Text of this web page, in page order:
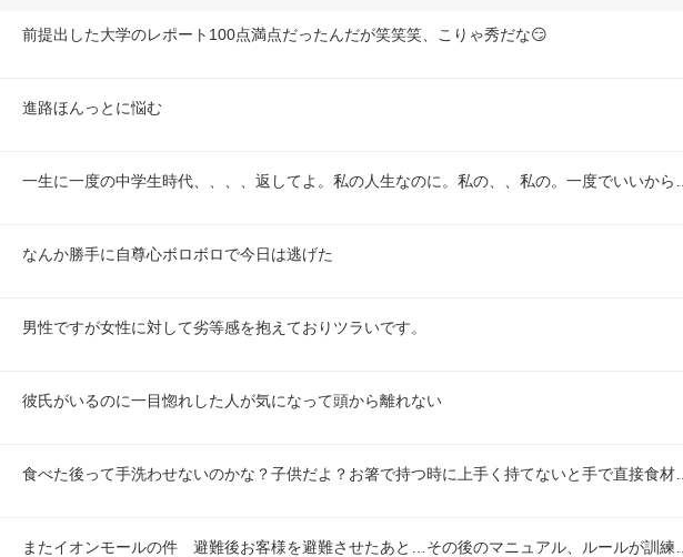
前提出した大学のレポート100点満点だったんだが笑笑笑、こりゃ秀だな😏
進路ほんっとに悩む
一生に一度の中学生時代、、、、返してよ。私の人生なのに。私の、、私の。一度でいいから…
なんか勝手に自尊心ボロボロで今日は逃げた
男性ですが女性に対して劣等感を抱えておりツラいです。
彼氏がいるのに一目惚れした人が気になって頭から離れない
食べた後って手洗わせないのかな？子供だよ？お箸で持つ時に上手く持てないと手で直接食材…
またイオンモールの件　避難後お客様を避難させたあと…その後のマニュアル、ルールが訓練…